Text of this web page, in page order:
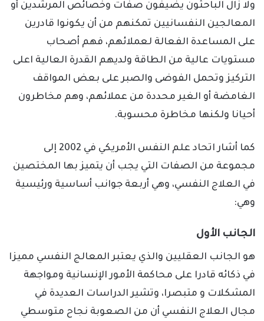
ولا زال الباحثون يضيفون صفات وخصائص المرشدين أو
المعالجين النفسانيين تمكنهم من أن يكونوا قادرين
على المساعدة الفعالة لعملائهم، فهم أصحاب
مستويات عالية من الطاقة ولديهم القدرة العالية اعلى
التركيز وتحمل الفوضى والصبر على بعض المواقف
الغامضة أو الغير محددة من عملائهم، وهم مخاطرون
أحيانا ولكنها مخاطرة محسوبة.
كما أشار اتحاد علم النفس الأمريكي في 2002 إلى
مجموعة من الصفات التي يجب أن يتميز بها المختصين
في العلاج النفسي، وهي أربعة جوانب أساسية ورئيسية
وهي:
الجانب الأول
هو الجانب العقليين والذي يعتبر المعالج النفسي مميزا
في ذكائه قادرا على محاكمة الأمور الإنسانية ومواجهة
المشكلات و متبصرا، وتشير الدراسات العديدة في
مجال العلاج النفسي أن من الصعوبة نجاح متوسطي